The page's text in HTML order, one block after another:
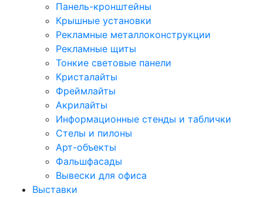
Панель-кронштейны
Крышные установки
Рекламные металлоконструкции
Рекламные щиты
Тонкие световые панели
Кристалайты
Фреймлайты
Акрилайты
Информационные стенды и таблички
Стелы и пилоны
Арт-объекты
Фальшфасады
Вывески для офиса
Выставки